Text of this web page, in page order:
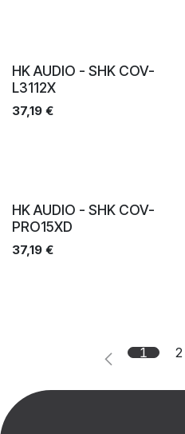
HK AUDIO - SHK COV-
L3112X
37,19 €
HK AUDIO - SHK COV-
PRO15XD
37,19 €
1 2